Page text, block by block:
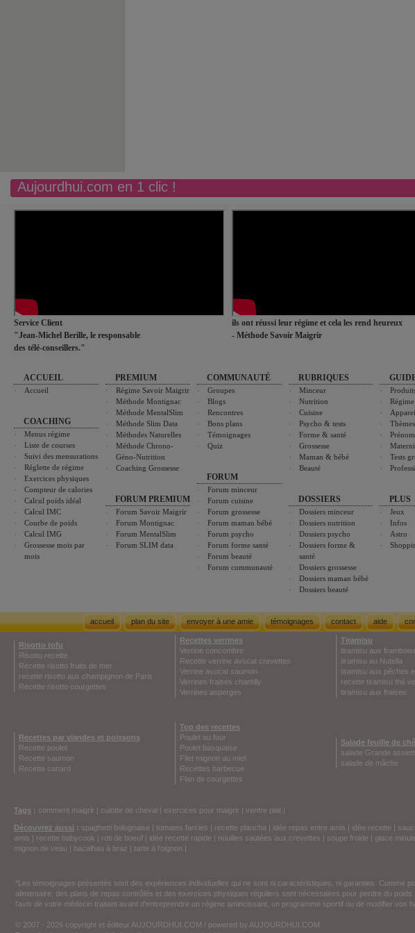
Aujourdhui.com en 1 clic !
Service Client
"Jean-Michel Berille, le responsable
des télé-conseillers."
ils ont réussi leur régime et cela les rend heureux
- Méthode Savoir Maigrir
ACCUEIL
Accueil
COACHING
Menus régime
Liste de courses
Suivi des mensurations
Réglette de régime
Exercices physiques
Compteur de calories
Calcul poids idéal
Calcul IMC
Courbe de poids
Calcul IMG
Grossesse mois par
mois
PREMIUM
Régime Savoir Maigrir
Méthode Montignac
Méthode MentalSlim
Méthode Slim Data
Méthodes Naturelles
Méthode Chrono-
Géno-Nutrition
Coaching Grossesse
FORUM PREMIUM
Forum Savoir Maigrir
Forum Montignac
Forum MentalSlim
Forum SLIM data
COMMUNAUTÉ
Groupes
Blogs
Rencontres
Bons plans
Témoignages
Quiz
FORUM
Forum minceur
Forum cuisine
Forum grossesse
Forum maman bébé
Forum psycho
Forum forme santé
Forum beauté
Forum communauté
RUBRIQUES
Minceur
Nutrition
Cuisine
Psycho & tests
Forme & santé
Grossesse
Maman & bébé
Beauté
DOSSIERS
Dossiers minceur
Dossiers nutrition
Dossiers psycho
Dossiers forme &
santé
Dossiers grossesse
Dossiers maman bébé
Dossiers beauté
Tests
PLUS
Jeux
Infos
Astro
accueil plan du site envoyer à une amie témoignages contact aide
Risotto tofu
Risotto recette
Recette risotto fruits de mer
recette risotto aux champignon de Paris
Recette risotto courgettes
Recettes verrines
Verrine concombre
Recette verrine avocat crevettes
Verrine avocat saumon
Verrines fraises chantilly
Verrines asperges
Tiramisu
tiramisu aux
tiramisu au Nutella
tiramisu aux pêches
recette tiramisu thé
tiramisu aux fraises
Recettes par viandes et poissons
Recette poulet
Recette saumon
Recette canard
Top des recettes
Poulet au four
Poulet basquaise
Filet mignon au miel
Recettes barbecue
Flan de courgettes
Salade feuille de
salade Grande
salade de mâche
Tags : comment maigrir | culotte de cheval | exercices pour maigrir | ventre plat |
Découvrez aussi : spaghetti bolognaise | tomates farcies | recette plancha | idée repas entre amis | idée recette |
amis | recette babycook | roti de boeuf | idée recette rapide | nouilles sautées aux crevettes | soupe froide | glace
mignon de veau | bacalhau à braz | tarte à l'oignon |
*Les témoignages présentés sont des expériences individuelles qui ne sont ni caractéristiques, ni garanties. Comme
alimentaire, des plans de repas contrôlés et des exercices physiques réguliers sont nécessaires pour perdre du poids
l'avis de votre médecin traitant avant d'entreprendre un régime amincissant, un programme sportif ou de modifier vos
© 2007 - 2026 copyright et éditeur AUJOURDHUI.COM / powered by AUJOURDHUI.COM